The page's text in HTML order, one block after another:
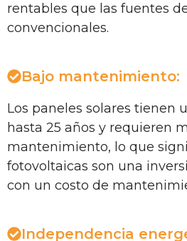
rentables que las fuentes
convencionales.
Bajo mantenimiento:
Los paneles solares tienen
hasta 25 años y requieren
mantenimiento, lo que
fotovoltaicas son una
con un costo de
Independencia